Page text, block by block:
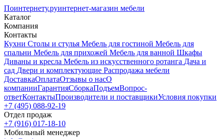
Поинтернету.руинтернет-магазин мебели
Каталог
Компания
Контакты
Кухни Столы и стулья Мебель для гостиной Мебель для
спальни Мебель для прихожей Мебель для ванной Шкафы
Диваны и кресла Мебель из искусственного ротанга Дача и
сад Двери и комплектующие Распродажа мебели
ДоставкаОплатаОтзывы о насО
компанииГарантияСборкаПодъемВопрос-
ответКонтактыПроизводители и поставщикиУсловия покупки
+7 (495) 088-92-19
Отдел продаж
+7 (916) 017-18-10
Мобильный менеджер